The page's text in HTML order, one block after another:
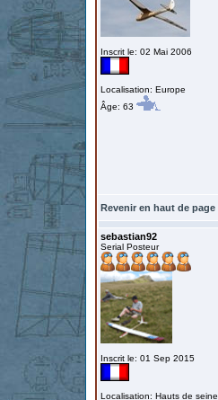
Inscrit le: 02 Mai 2006
Localisation: Europe
Âge: 63
Revenir en haut de page
sebastian92
Serial Posteur
Inscrit le: 01 Sep 2015
Localisation: Hauts de seine